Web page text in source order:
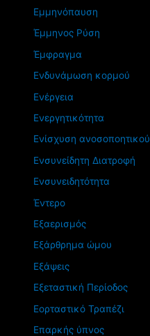
Εμμηνόπαυση
Έμμηνος Ρύση
Έμφραγμα
Ενδυνάμωση κορμού
Ενέργεια
Ενεργητικότητα
Ενίσχυση ανοσοποητικού
Ενσυνείδητη Διατροφή
Ενσυνειδητότητα
Έντερο
Εξαερισμός
Εξάρθρημα ώμου
Εξάψεις
Εξεταστική Περίοδος
Εορταστικό Τραπέζι
Επαρκής ύπνος